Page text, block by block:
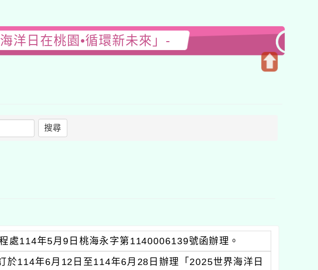
洋日在桃園•循環新未來」-
搜尋
處114年5月9日桃海永字第1140006139號函辦理。
於114年6月12日至114年6月28日辦理「2025世界海洋日